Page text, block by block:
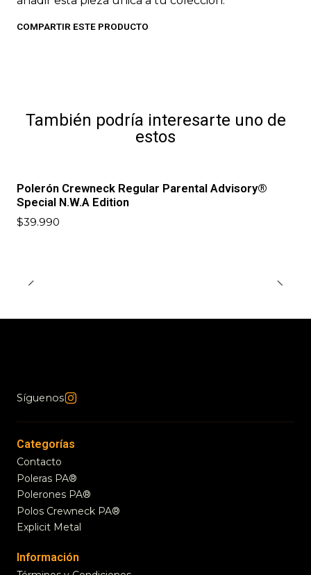
COMPARTIR ESTE PRODUCTO
También podría interesarte uno de
estos
Polerón Crewneck Regular Parental Advisory®
Special N.W.A Edition
$39.990
Síguenos
Categorías
Contacto
Poleras PA®
Polerones PA®
Polos Crewneck PA®
Explicit Metal
Información